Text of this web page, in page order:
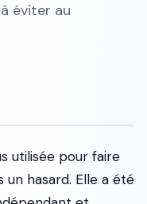
éviter au
utilisée pour faire
hasard. Elle a été